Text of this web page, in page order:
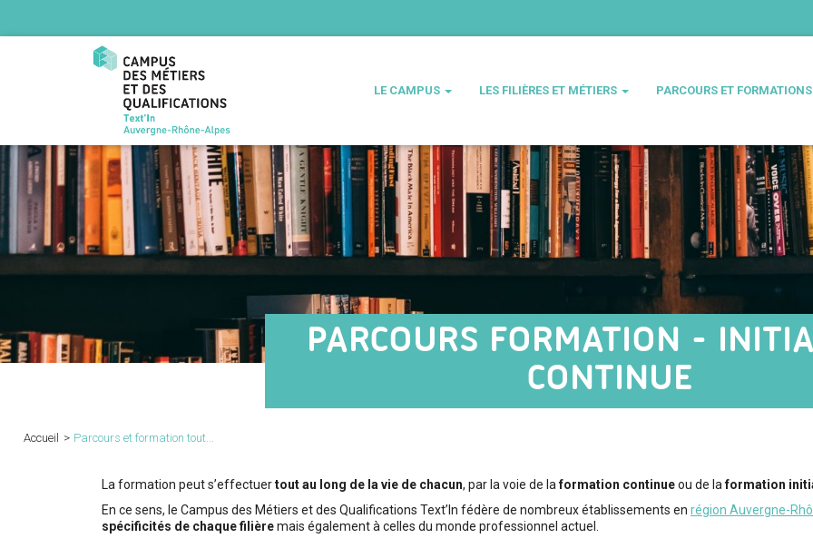
LE CAMPUS LES FILIÈRES ET MÉTIERS PARCOURS ET FORMATIONS
PARCOURS FORMATION -
CONTINUE
Accueil > Parcours et formation tout...
La formation peut s’effectuertout au long de la vie de chacun, par la voie de laformation continueou de laformation
En ce sens, le Campus des Métiers et des Qualifications Text’In fédère de nombreux établissements en région Auvergne-
spécificités de chaque filièremais également à celles du monde professionnel actuel.